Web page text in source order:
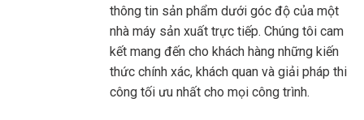
thông tin sản phẩm dưới góc độ của một
nhà máy sản xuất trực tiếp. Chúng tôi cam
kết mang đến cho khách hàng những kiến
thức chính xác, khách quan và giải pháp thi
công tối ưu nhất cho mọi công trình.